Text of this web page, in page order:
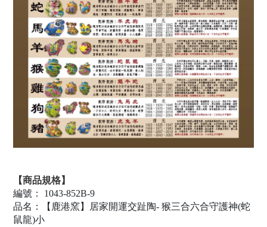
【商品規格】
編號： 1043-852B-9
品名：【鹿港窯】居家開運交趾陶- 猴三合六合守護神(蛇
鼠龍)小